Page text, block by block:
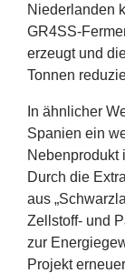
Niederlanden
GR4SS-
erzeugt und
Tonnen
In ähnlicher
Spanien ein
Nebenprodukt
Durch die
aus „
Zellstoff- und
zur
Projekt